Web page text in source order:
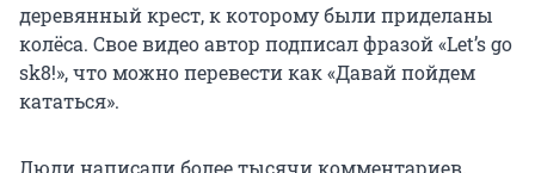
деревянный крест, к которому были приделаны
колёса. Свое видео автор подписал фразой «Let’s go
sk8!», что можно перевести как «Давай пойдем
кататься».
Люди написали более тысячи комментариев.